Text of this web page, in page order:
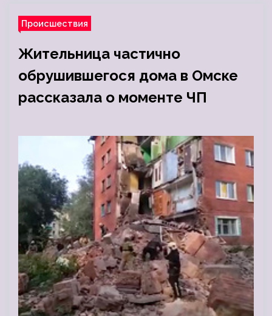
Происшествия
Жительница частично
обрушившегося дома в Омске
рассказала о моменте ЧП